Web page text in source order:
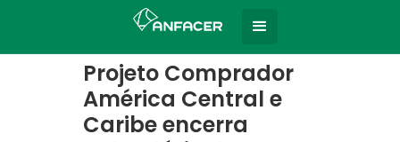
Todas as notícias
Projeto Comprador
América Central e
Caribe encerra